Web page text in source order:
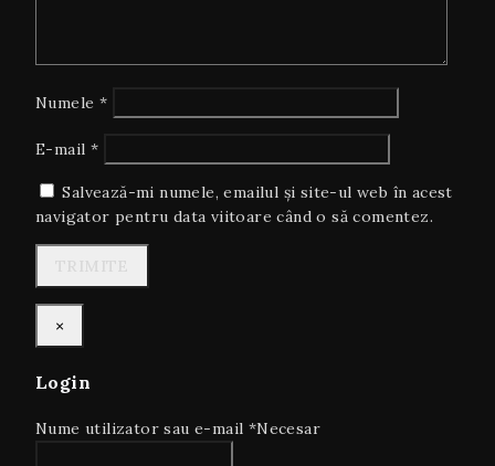
Numele *
E-mail *
Salvează-mi numele, emailul și site-ul web în acest
navigator pentru data viitoare când o să comentez.
×
Login
Nume utilizator sau e-mail *Necesar